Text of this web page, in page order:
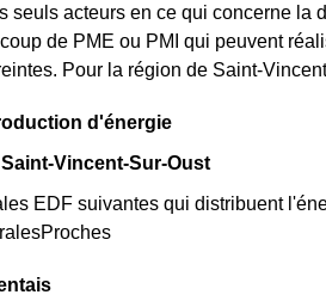
seuls acteurs en ce qui concerne
de PME ou PMI qui peuvent
Pour la région de Saint-
d'énergie
Vincent-Sur-Oust
EDF suivantes qui distribuent